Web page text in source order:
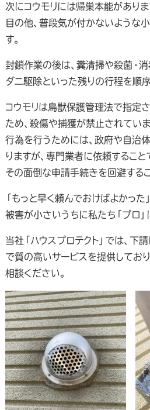
次にコウモリには帰巣本能があり
目の他、普段気が付かないような
す。
封鎖作業の後は、糞清掃や殺菌・消
ダニ駆除といった残りの行程を順序
コウモリは鳥獣保護管理法で指定
ため、殺傷や捕獲が禁止されてい
行為を行うためには、政府や自治
りますが、専門業者に依頼すること
その面倒な申請手続きを回避する
「もっと早く頼んでおけばよかった
被害が小さいうちに私たち「プロ」
当社「ハウスプロテクト」では、下
で質の高いサービスを提供してお
相談ください。